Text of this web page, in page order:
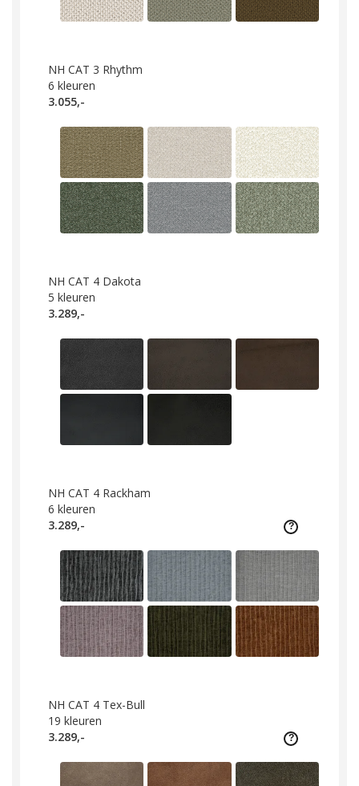
NH CAT 3 Rhythm
6 kleuren
3.055,-
NH CAT 4 Dakota
5 kleuren
3.289,-
NH CAT 4 Rackham
6 kleuren
3.289,-
NH CAT 4 Tex-Bull
19 kleuren
3.289,-